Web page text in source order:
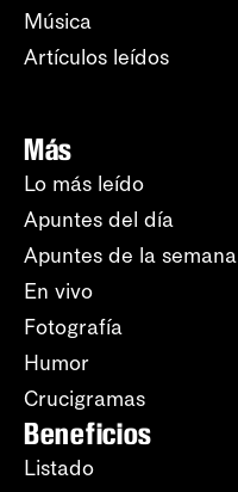
Música
Artículos leídos
Más
Lo más leído
Apuntes del día
Apuntes de la semana
En vivo
Fotografía
Humor
Crucigramas
Beneficios
Listado